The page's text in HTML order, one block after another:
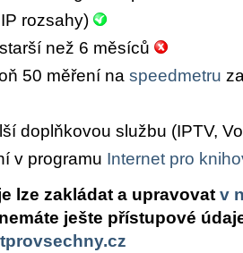
rozsahy)
než 6 měsíců
50 měření na speedmetru
doplňkovou službu (IPTV,
v programu Internet pro
lze zakládat a upravovat v
ješte přístupové